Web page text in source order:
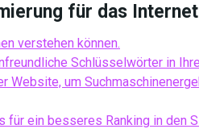
für das Internet
verstehen können.
Schlüsselwörter in
Website, um
ein besseres Ranking in den